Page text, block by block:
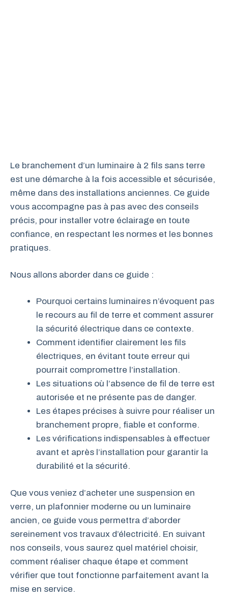
Le branchement d’un luminaire à 2 fils sans terre
est une démarche à la fois accessible et sécurisée,
même dans des installations anciennes. Ce guide
vous accompagne pas à pas avec des conseils
précis, pour installer votre éclairage en toute
confiance, en respectant les normes et les bonnes
pratiques.
Nous allons aborder dans ce guide :
Pourquoi certains luminaires n’évoquent pas
le recours au fil de terre et comment assurer
la sécurité électrique dans ce contexte.
Comment identifier clairement les fils
électriques, en évitant toute erreur qui
pourrait compromettre l’installation.
Les situations où l’absence de fil de terre est
autorisée et ne présente pas de danger.
Les étapes précises à suivre pour réaliser un
branchement propre, fiable et conforme.
Les vérifications indispensables à effectuer
avant et après l’installation pour garantir la
durabilité et la sécurité.
Que vous veniez d’acheter une suspension en
verre, un plafonnier moderne ou un luminaire
ancien, ce guide vous permettra d’aborder
sereinement vos travaux d’électricité. En suivant
nos conseils, vous saurez quel matériel choisir,
comment réaliser chaque étape et comment
vérifier que tout fonctionne parfaitement avant la
mise en service.